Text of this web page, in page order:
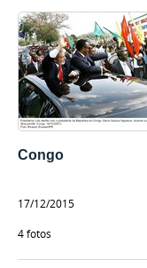
Congo
17/12/2015
4 fotos